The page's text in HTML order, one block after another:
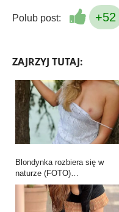
Polub post: +52
ZAJRZYJ TUTAJ:
Blondynka rozbiera się w
naturze (FOTO)…